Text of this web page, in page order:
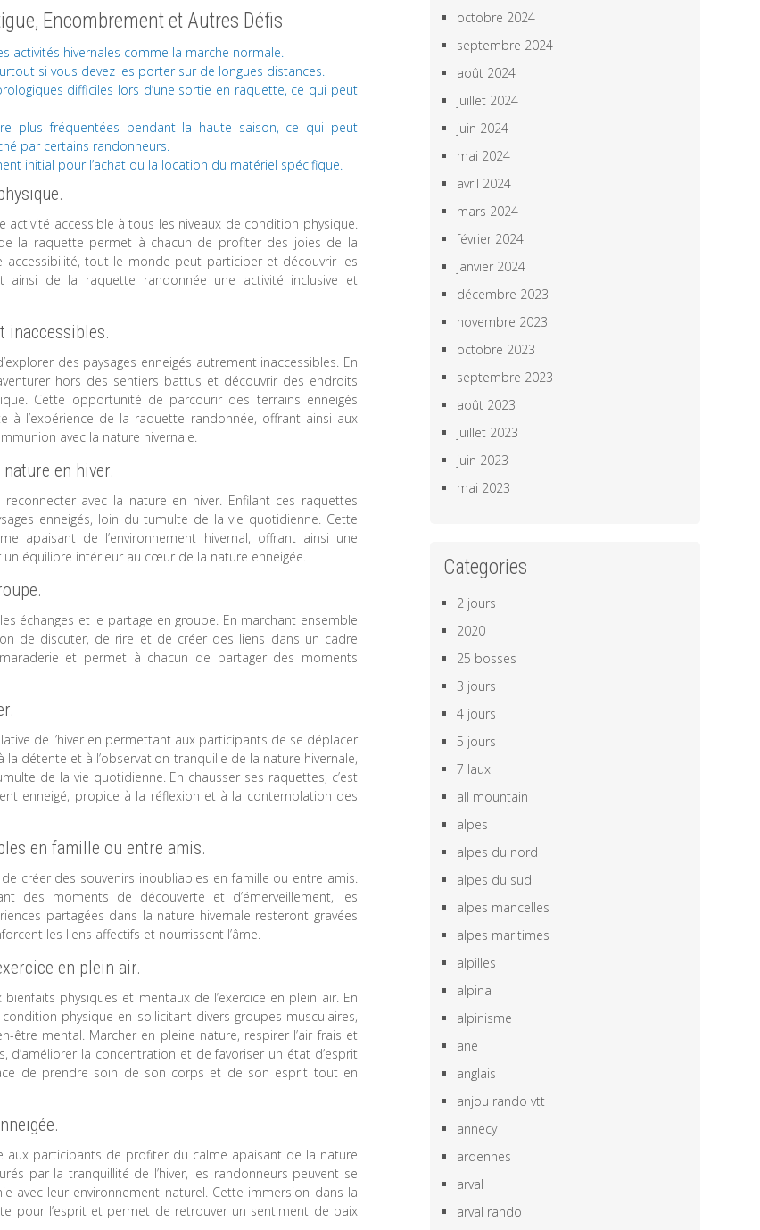
Encombrement et Autres Défis
activités hivernales comme la marche normale.
si vous devez les porter sur de longues distances.
difficiles lors d’une sortie en raquette, ce qui peut
plus fréquentées pendant la haute saison, ce qui peut
par certains randonneurs.
initial pour l’achat ou la location du matériel spécifique.
activité accessible à tous les niveaux de condition physique.
la raquette permet à chacun de profiter des joies de la
accessibilité, tout le monde peut participer et découvrir les
ainsi de la raquette randonnée une activité inclusive et
inaccessibles.
des paysages enneigés autrement inaccessibles. En
hors des sentiers battus et découvrir des endroits
Cette opportunité de parcourir des terrains enneigés
à l’expérience de la raquette randonnée, offrant ainsi aux
avec la nature hivernale.
en hiver.
avec la nature en hiver. Enfilant ces raquettes
enneigés, loin du tumulte de la vie quotidienne. Cette
apaisant de l’environnement hivernal, offrant ainsi une
équilibre intérieur au cœur de la nature enneigée.
échanges et le partage en groupe. En marchant ensemble
de discuter, de rire et de créer des liens dans un cadre
et permet à chacun de partager des moments
de l’hiver en permettant aux participants de se déplacer
détente et à l’observation tranquille de la nature hivernale,
de la vie quotidienne. En chausser ses raquettes, c’est
enneigé, propice à la réflexion et à la contemplation des
en famille ou entre amis.
créer des souvenirs inoubliables en famille ou entre amis.
des moments de découverte et d’émerveillement, les
partagées dans la nature hivernale resteront gravées
les liens affectifs et nourrissent l’âme.
en plein air.
physiques et mentaux de l’exercice en plein air. En
physique en sollicitant divers groupes musculaires,
mental. Marcher en pleine nature, respirer l’air frais et
la concentration et de favoriser un état d’esprit
de prendre soin de son corps et de son esprit tout en
aux participants de profiter du calme apaisant de la nature
par la tranquillité de l’hiver, les randonneurs peuvent se
avec leur environnement naturel. Cette immersion dans la
pour l’esprit et permet de retrouver un sentiment de paix
octobre 2024
septembre 2024
août 2024
juillet 2024
juin 2024
mai 2024
avril 2024
mars 2024
février 2024
janvier 2024
décembre 2023
novembre 2023
octobre 2023
septembre 2023
août 2023
juillet 2023
juin 2023
mai 2023
Categories
2 jours
2020
25 bosses
3 jours
4 jours
5 jours
7 laux
all mountain
alpes
alpes du nord
alpes du sud
alpes mancelles
alpes maritimes
alpilles
alpina
alpinisme
ane
anglais
anjou rando vtt
annecy
ardennes
arval
arval rando